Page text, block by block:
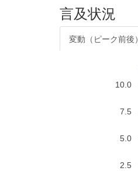
言及状況
変動（ピーク前後）
2.5
5.0
7.5
10.0